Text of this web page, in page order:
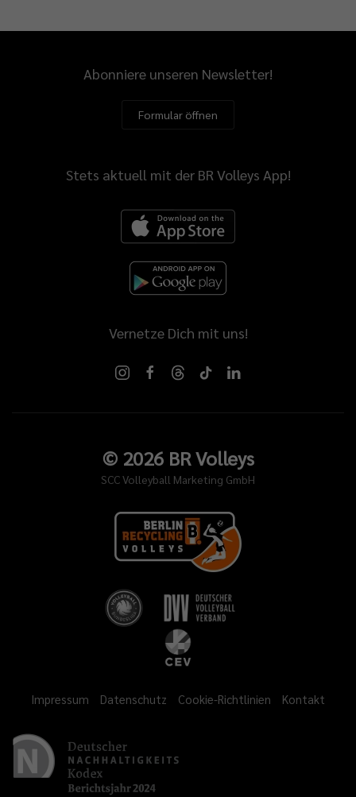
Abonniere unseren Newsletter!
Formular öffnen
Stets aktuell mit der BR Volleys App!
Vernetze Dich mit uns!
© 2026BR Volleys
SCC Volleyball Marketing GmbH
Impressum Datenschutz Cookie-Richtlinien Kontakt